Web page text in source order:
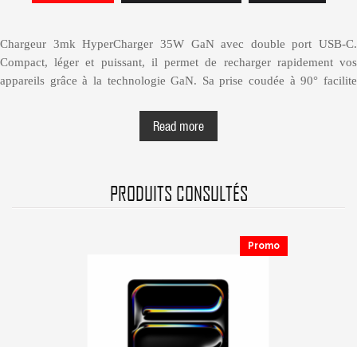
Chargeur 3mk HyperCharger 35W GaN avec double port USB-C.
Compact, léger et puissant, il permet de recharger rapidement vos
appareils grâce à la technologie GaN. Sa prise coudée à 90° facilite
même temps, avec distribution intelligente de la puissance. Conception
Chargeur 3mk HyperCharger 35W GaN
Read more
PRODUITS CONSULTÉS
Promo